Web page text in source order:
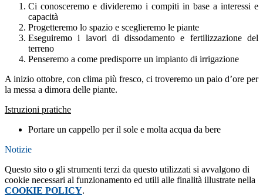
Ci conosceremo e divideremo i compiti in base a interessi e
capacità
Progetteremo lo spazio e sceglieremo le piante
Eseguiremo i lavori di dissodamento e fertilizzazione del
terreno
Penseremo a come predisporre un impianto di irrigazione
A inizio ottobre, con clima più fresco, ci troveremo un paio d’ore per
la messa a dimora delle piante.
Istruzioni pratiche
Portare un cappello per il sole e molta acqua da bere
Notizie
Questo sito o gli strumenti terzi da questo utilizzati si avvalgono di
cookie necessari al funzionamento ed utili alle finalità illustrate nella
COOKIE POLICY.